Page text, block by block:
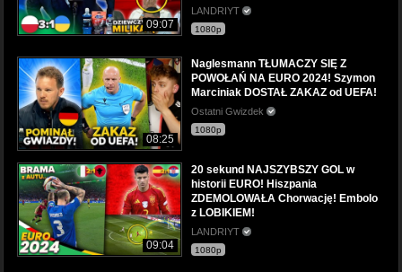
09:07
LANDRIYT
1080p
08:25
Naglesmann TŁUMACZY SIĘ Z
POWOŁAŃ NA EURO 2024! Szymon
Marciniak DOSTAŁ ZAKAZ od UEFA!
Ostatni Gwizdek
1080p
09:04
20 sekund NAJSZYBSZY GOL w
historii EURO! Hiszpania
ZDEMOLOWAŁA Chorwację! Embolo
z LOBIKIEM!
LANDRIYT
1080p